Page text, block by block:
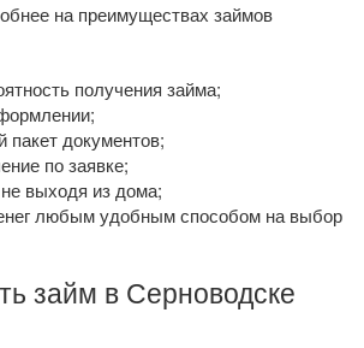
на преимуществах займов
получения займа;
документов;
по заявке;
выходя из дома;
любым удобным способом на выбор
займ в Серноводске